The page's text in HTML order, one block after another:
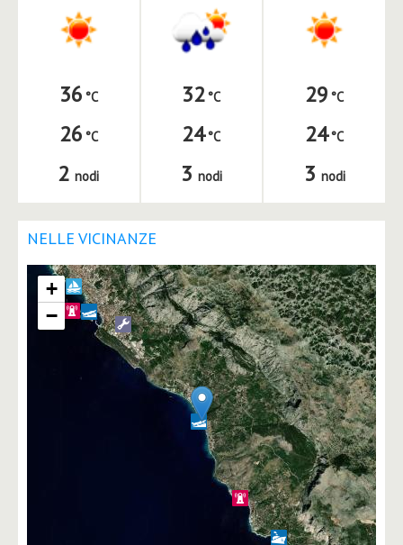
36
26
2 nodi
32
24
3 nodi
29
24
3 nodi
NELLE VICINANZE
+
−